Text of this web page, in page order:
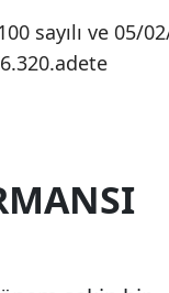
sayılı ve 05/